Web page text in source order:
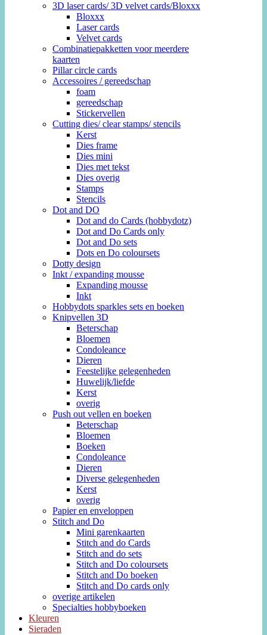
3D laser cards/ 3D velvet cards/Bloxxx
Bloxxx
Laser cards
Velvet cards
Combinatiepakketten voor meerdere
kaarten
Pillar circle cards
Accessoires / gereedschap
foam
gereedschap
Stickervellen
Cutting dies/ clear stamps/ stencils
Kerst
Dies frame
Dies mini
Dies met tekst
Dies overig
Stamps
Stencils
Dot and DO
Dot and do Cards (hobbydotz)
Dot and Do Cards only
Dot and Do sets
Dots en Do coloursets
Dotty design
Inkt / expanding mousse
Expanding mousse
Inkt
Hobbydots sparkles sets en boeken
Knipvellen 3D
Beterschap
Bloemen
Condoleance
Dieren
Feestelijke gelegenheden
Huwelijk/liefde
Kerst
overig
Push out vellen en boeken
Beterschap
Bloemen
Boeken
Condoleance
Dieren
Diverse gelegenheden
Kerst
overig
Papier en enveloppen
Stitch and Do
Mini garenkaarten
Stitch and do Cards
Stitch and do sets
Stitch and Do coloursets
Stitch and Do boeken
Stitch and Do cards only
overige artikelen
Specialties hobbyboeken
Kleuren
Sieraden